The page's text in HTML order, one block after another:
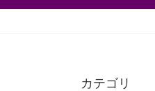
カテゴリ